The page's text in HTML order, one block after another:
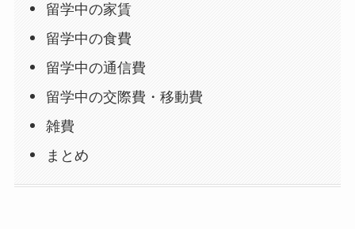
留学中の家賃
留学中の食費
留学中の通信費
留学中の交際費・移動費
雑費
まとめ